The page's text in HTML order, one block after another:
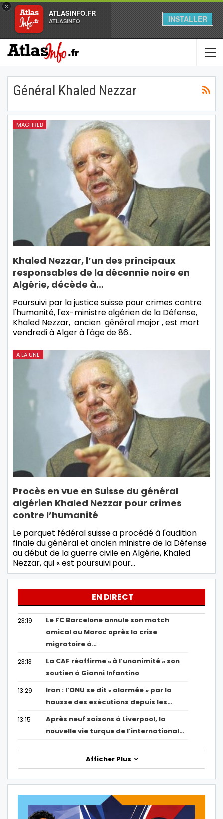
×
ATLASINFO.FR
ATLASINFO INSTALLER
Général Khaled Nezzar
MAGHREB
Khaled Nezzar, l’un des principaux
responsables de la décennie noire en
Algérie, décède à…
Poursuivi par la justice suisse pour crimes contre
l'humanité, l'ex-ministre algérien de la Défense,
Khaled Nezzar, ancien général major , est mort
vendredi à Alger à l'âge de 86…
A LA UNE
Procès en vue en Suisse du général
algérien Khaled Nezzar pour crimes
contre l’humanité
Le parquet fédéral suisse a procédé à l'audition
finale du général et ancien ministre de la Défense
au début de la guerre civile en Algérie, Khaled
Nezzar, qui « est poursuivi pour…
EN DIRECT
23:19
Le FC Barcelone annule son match
amical au Maroc après la crise
migratoire à…
23:13
La CAF réaffirme « à l’unanimité » son
soutien à Gianni Infantino
13:29
Iran : l’ONU se dit « alarmée » par la
hausse des exécutions depuis les…
13:15
Après neuf saisons à Liverpool, la
nouvelle vie turque de l’international…
Afficher Plus